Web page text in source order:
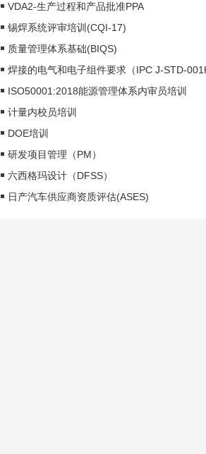
VDA2-生产过程和产品批准PPA
锡焊系统评审培训(CQI-17)
质量管理体系基础(BIQS)
焊接的电气和电子组件要求（IPC J-STD-
ISO50001:2018能源管理体系内审员培训
计量内校员培训
DOE培训
研发项目管理（PM）
六西格玛设计（DFSS）
日产汽车供应商资质评估(ASES)